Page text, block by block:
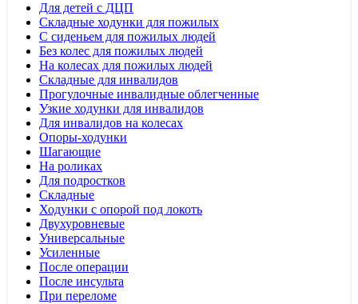
Для детей с ДЦП
Складные ходунки для пожилых
С сиденьем для пожилых людей
Без колес для пожилых людей
На колесах для пожилых людей
Складные для инвалидов
Прогулочные инвалидные облегченные
Узкие ходунки для инвалидов
Для инвалидов на колесах
Опоры-ходунки
Шагающие
На роликах
Для подростков
Складные
Ходунки с опорой под локоть
Двухуровневые
Универсальные
Усиленные
После операции
После инсульта
При переломе